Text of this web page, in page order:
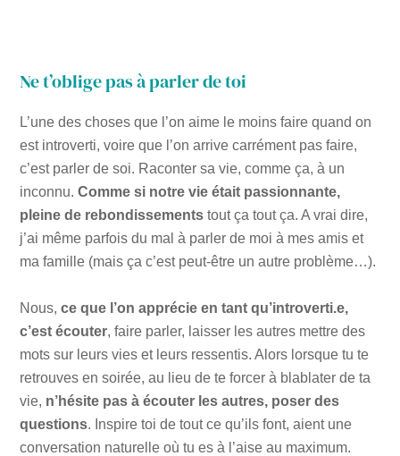
Ne t’oblige pas à parler de toi
L’une des choses que l’on aime le moins faire quand on
est introverti, voire que l’on arrive carrément pas faire,
c’est parler de soi. Raconter sa vie, comme ça, à un
inconnu.Comme si notre vie était passionnante,
pleine de rebondissements tout ça tout ça. A vrai dire,
j’ai même parfois du mal à parler de moi à mes amis et
ma famille (mais ça c’est peut-être un autre problème…).
Nous,ce que l’on apprécie en tant qu’introverti.e,
c’est écouter, faire parler, laisser les autres mettre des
mots sur leurs vies et leurs ressentis. Alors lorsque tu te
retrouves en soirée, au lieu de te forcer à blablater de ta
vie, n’hésite pas à écouter les autres, poser des
questions. Inspire toi de tout ce qu’ils font, aient une
conversation naturelle où tu es à l’aise au maximum.